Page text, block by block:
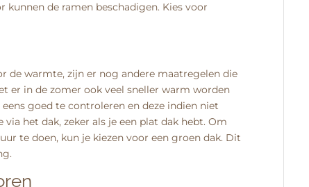
de ramen beschadigen. Kies voor
de warmte, zijn er nog andere maatregelen die
er in de zomer ook veel sneller warm worden
goed te controleren en deze indien niet
het dak, zeker als je een plat dak hebt. Om
te doen, kun je kiezen voor een groen dak. Dit